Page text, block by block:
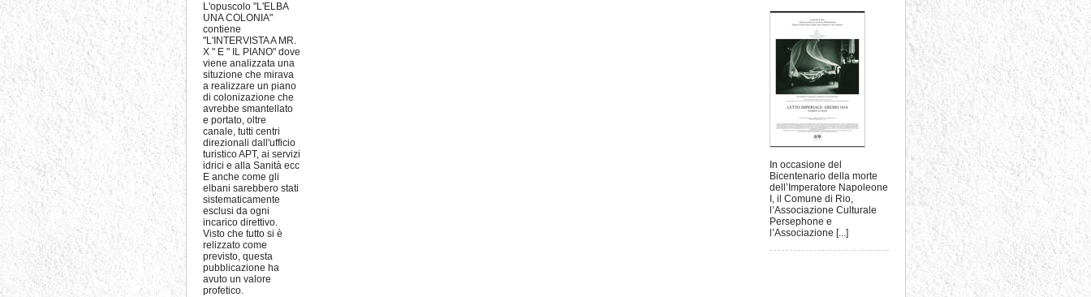
L'opuscolo "L'ELBA
UNA COLONIA"
contiene
"L'INTERVISTA A MR.
X " E " IL PIANO" dove
viene analizzata una
situzione che mirava
a realizzare un piano
di colonizazione che
avrebbe smantellato
e portato, oltre
canale, tutti centri
direzionali dall'ufficio
turistico APT, ai servizi
idrici e alla Sanità ecc
E anche come gli
elbani sarebbero stati
sistematicamente
esclusi da ogni
incarico direttivo.
Visto che tutto si è
relizzato come
previsto, questa
pubblicazione ha
avuto un valore
profetico.
In occasione del
Bicentenario della morte
dell’Imperatore Napoleone
I, il Comune di Rio,
l’Associazione Culturale
Persephone e
l’Associazione [...]